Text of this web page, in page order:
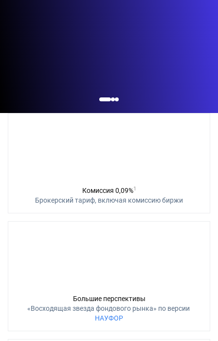
Комиссия 0,09%1
Брокерский тариф, включая комиссию биржи
Большие перспективы
НАУФОР